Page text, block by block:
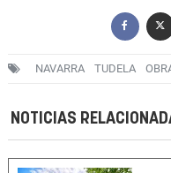
NAVARRA TUDELA
NOTICIAS